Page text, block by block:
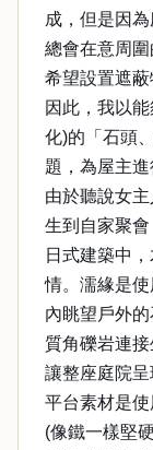
成，但是因
總會在意周
希望設置遮蔽
因此，我以
化)的「石頭
題，為屋主進
由於聽說女
生到自家聚會
日式建築中
情。濡緣是
內眺望戶外
質角礫岩連接
讓整座庭院呈
平台素材是
(像鐵一樣堅